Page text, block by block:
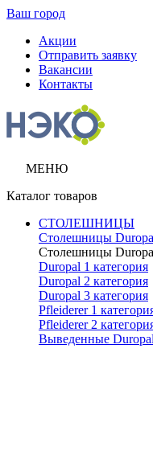
Ваш город
Акции
Отправить заявку
Вакансии
Контакты
МЕНЮ
Каталог товаров
СТОЛЕШНИЦЫ
Столешницы
Столешницы
Duropal 1 категория
Duropal 2 категория
Duropal 3 категория
Pfleiderer 1
Pfleiderer 2
Выведенные Duropal